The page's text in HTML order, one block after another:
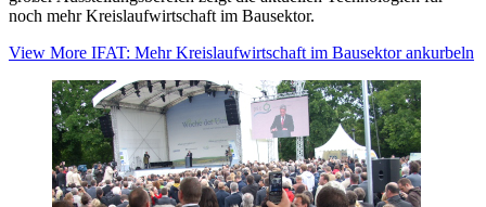
noch mehr Kreislaufwirtschaft im Bausektor.
View More IFAT: Mehr Kreislaufwirtschaft im Bausektor ankurbeln